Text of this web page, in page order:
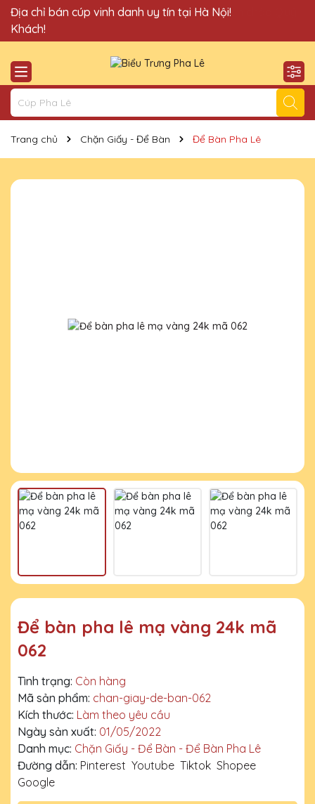
Quà Tặng Cúp Pha Lê Vinh Danh An Thảo xin chào Quý
Khách!
Địa chỉ bán cúp vinh danh uy tín tại Hà Nội!
Trang chủ Chặn Giấy - Để Bàn Để Bàn Pha Lê
Để bàn pha lê mạ vàng 24k mã
062
Tình trạng: Còn hàng
Mã sản phẩm: chan-giay-de-ban-062
Kích thước: Làm theo yêu cầu
Ngày sản xuất: 01/05/2022
Danh mục: Chặn Giấy - Để Bàn - Để Bàn Pha Lê
Đường dẫn: Pinterest Youtube Tiktok Shopee
Google